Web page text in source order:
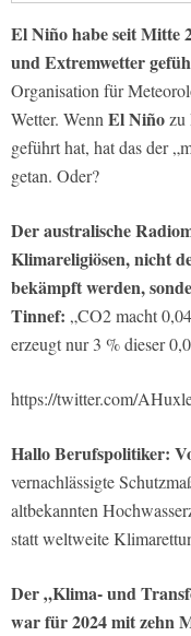
El Niño habe seit Mitte
und Extremwetter
Organisation für
Wetter. Wenn El Niñozu
geführt hat, hat das der
getan. Oder?
Der australische
Klimareligiösen, nicht
bekämpft werden,
Tinnef: „CO2 macht
erzeugt nur 3 % dieser
https://twitter.com/
Hallo Berufspolitiker:
vernachlässigte
altbekannten
statt weltweite
Der „Klima- und
war für 2024 mit zehn